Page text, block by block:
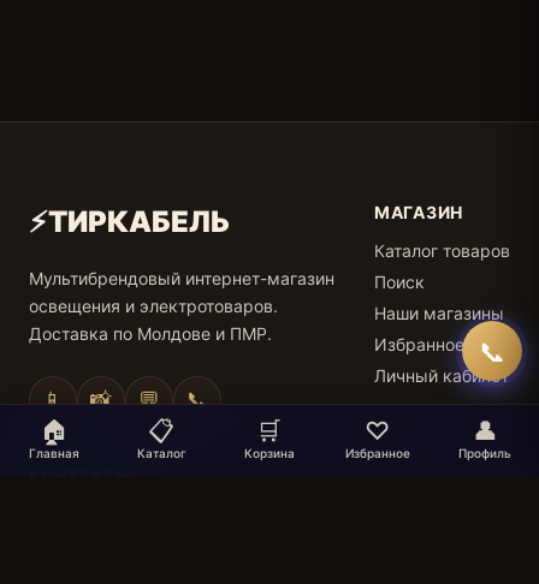
⚡ТИРКАБЕЛЬ
Мультибрендовый интернет-магазин
освещения и электротоваров.
Доставка по Молдове и ПМР.
📱 📸 💬 📞
МАГАЗИН
Каталог товаров
Поиск
Наши магазины
Избранное
Личный кабинет
КОНТАКТЫ
🏠
Главная
📋
Каталог
🛒
Корзина
♡
Избранное
👤
Профиль
📞